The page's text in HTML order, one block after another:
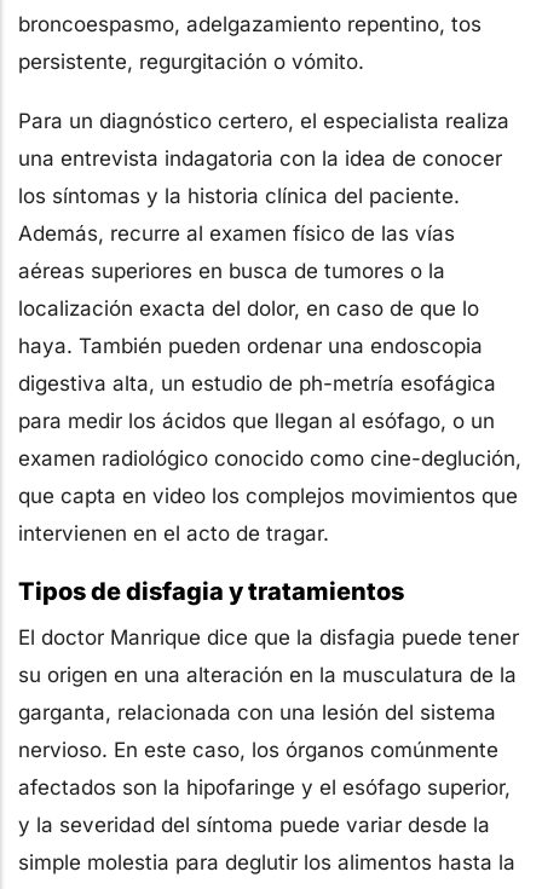
broncoespasmo, adelgazamiento repentino, tos
persistente, regurgitación o vómito.
Para un diagnóstico certero, el especialista realiza
una entrevista indagatoria con la idea de conocer
los síntomas y la historia clínica del paciente.
Además, recurre al examen físico de las vías
aéreas superiores en busca de tumores o la
localización exacta del dolor, en caso de que lo
haya. También pueden ordenar una endoscopia
digestiva alta, un estudio de ph-metría esofágica
para medir los ácidos que llegan al esófago, o un
examen radiológico conocido como cine-deglución,
que capta en video los complejos movimientos que
intervienen en el acto de tragar.
Tipos de disfagia y tratamientos
El doctor Manrique dice que la disfagia puede tener
su origen en una alteración en la musculatura de la
garganta, relacionada con una lesión del sistema
nervioso. En este caso, los órganos comúnmente
afectados son la hipofaringe y el esófago superior,
y la severidad del síntoma puede variar desde la
simple molestia para deglutir los alimentos hasta la